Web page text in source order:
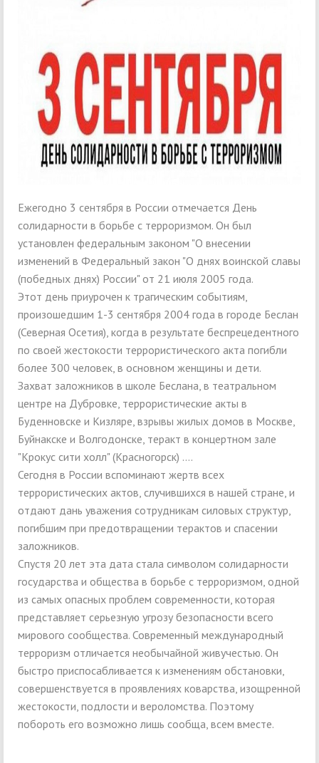
Ежегодно 3 сентября в России отмечается День
солидарности в борьбе с терроризмом. Он был
установлен федеральным законом "О внесении
изменений в Федеральный закон "О днях воинской славы
(победных днях) России" от 21 июля 2005 года.
Этот день приурочен к трагическим событиям,
произошедшим 1-3 сентября 2004 года в городе Беслан
(Северная Осетия), когда в результате беспрецедентного
по своей жестокости террористического акта погибли
более 300 человек, в основном женщины и дети.
Захват заложников в школе Беслана, в театральном
центре на Дубровке, террористические акты в
Буденновске и Кизляре, взрывы жилых домов в Москве,
Буйнакске и Волгодонске, теракт в концертном зале
"Крокус сити холл" (Красногорск) ….
Сегодня в России вспоминают жертв всех
террористических актов, случившихся в нашей стране, и
отдают дань уважения сотрудникам силовых структур,
погибшим при предотвращении терактов и спасении
заложников.
Спустя 20 лет эта дата стала символом солидарности
государства и общества в борьбе с терроризмом, одной
из самых опасных проблем современности, которая
представляет серьезную угрозу безопасности всего
мирового сообщества. Современный международный
терроризм отличается необычайной живучестью. Он
быстро приспосабливается к изменениям обстановки,
совершенствуется в проявлениях коварства, изощренной
жестокости, подлости и вероломства. Поэтому
побороть его возможно лишь сообща, всем вместе.